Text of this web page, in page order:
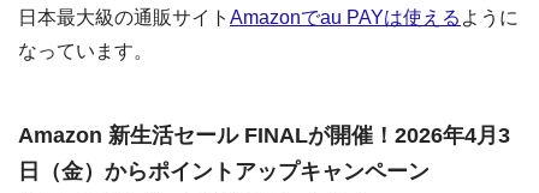
日本最大級の通販サイト Amazonでau PAYは使える ように
なっています。
Amazon 新生活セール FINALが開催！2026年4月3
日（金）からポイントアップキャンペーン